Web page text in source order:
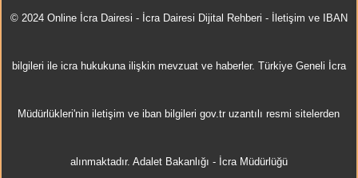
© 2024 Online İcra Dairesi - İcra Dairesi Dijital Rehberi - İletişim ve IBAN
bilgileri ile icra hukukuna ilişkin mevzuat ve haberler. Türkiye Geneli İcra
Müdürlükleri'nin iletişim ve iban bilgileri gov.tr uzantılı resmi sitelerden
alınmaktadır. Adalet Bakanlığı - İcra Müdürlüğü